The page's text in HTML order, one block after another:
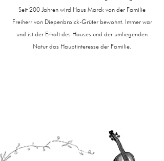
Seit 200 Jahren wird Haus Marck von der Familie
Freiherr von Diepenbroick-Grüter bewohnt. Immer war
und ist der Erhalt des Hauses und der umliegenden
Natur das Hauptinteresse der Familie.